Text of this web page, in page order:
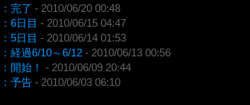
完了 - 2010/06/20 00:48
6日目 - 2010/06/15 04:47
5日目 - 2010/06/14 01:53
経過6/10～6/12 - 2010/06/13 00:56
開始！
- 2010/06/09 20:44
予告 - 2010/06/03 06:10